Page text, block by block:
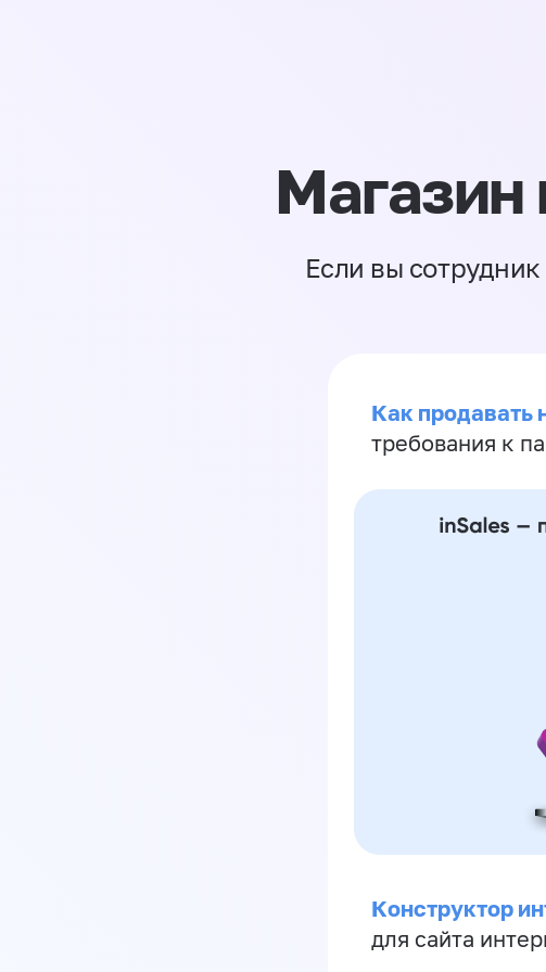
Магазин
Если вы
Как продавать
требования к
Конструктор
для сайта